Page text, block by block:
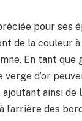
pour ses
de la couleur
En tant
verge d’or
ajoutant ainsi
l’arrière des